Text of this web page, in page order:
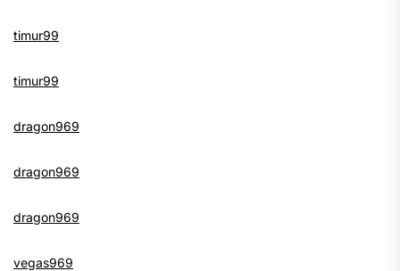
timur99
timur99
dragon969
dragon969
dragon969
vegas969